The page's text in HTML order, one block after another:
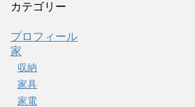
カテゴリー
プロフィール
家
収納
家具
家電